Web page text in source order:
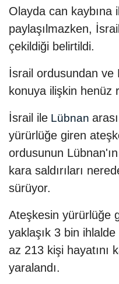
Olayda can kaybına
paylaşılmazken,
çekildiği belirtildi.
İsrail ordusundan ve
konuya ilişkin henüz
İsrail ile Lübnan
yürürlüğe giren
ordusunun
kara saldırıları
sürüyor.
Ateşkesin yürürlüğe
yaklaşık 3 bin
az 213 kişi hayatını
yaralandı.